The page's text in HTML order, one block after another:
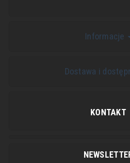
Informacje
Dostawa i
KONTAKT